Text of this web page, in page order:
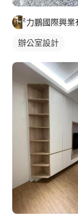
辦公室設計